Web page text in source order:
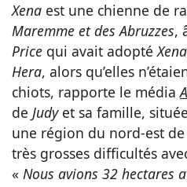
Xena est une chienne de
Maremme et des Abruzzes,
Price qui avait adoptéXena
Hera, alors qu’elles
chiots, rapporte le média
de Judyet sa famille,
une région du nord-est de
très grosses difficultés
« Nous avions 32 hectares